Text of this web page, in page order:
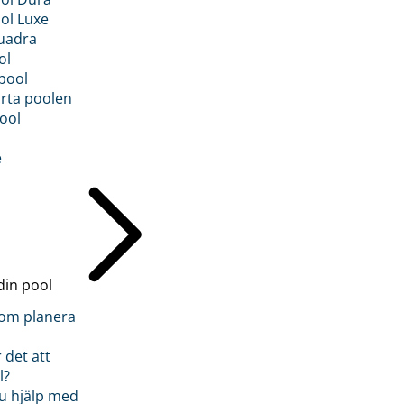
Luxe
poolen
pool
planera
det att
hjälp med